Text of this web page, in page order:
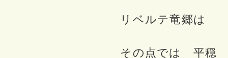
リベルテ竜郷は
その点では 平穏